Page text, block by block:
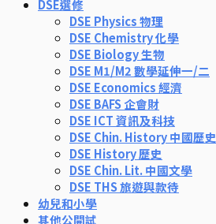
DSE選修
DSE Physics 物理
DSE Chemistry 化學
DSE Biology 生物
DSE M1/M2 數學延伸一/二
DSE Economics 經濟
DSE BAFS 企會財
DSE ICT 資訊及科技
DSE Chin. History 中國歷史
DSE History 歷史
DSE Chin. Lit. 中國文學
DSE THS 旅遊與款待
幼兒和小學
其他公開試